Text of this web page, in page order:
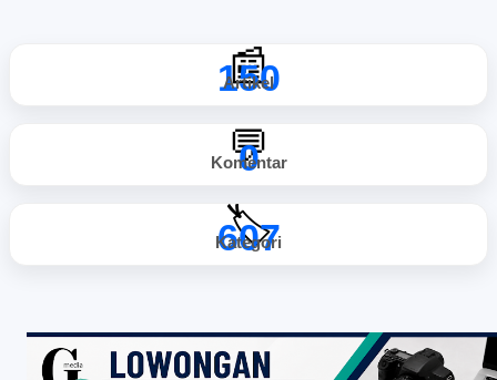
📰
150
Artikel
💬
0
Komentar
🏷️
607
Kategori